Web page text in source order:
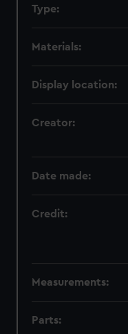
Type:
Materials:
Display location:
Creator:
Date made:
Credit:
Measurements:
Parts: